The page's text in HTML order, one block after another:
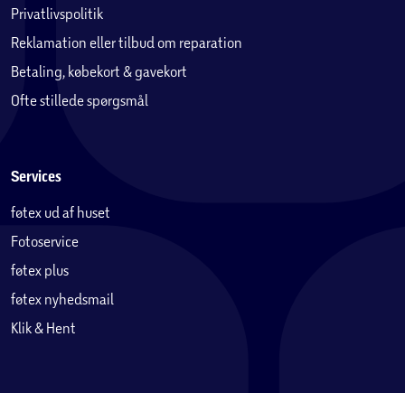
Privatlivspolitik
Reklamation eller tilbud om reparation
Betaling, købekort & gavekort
Ofte stillede spørgsmål
Services
føtex ud af huset
Fotoservice
føtex plus
føtex nyhedsmail
Klik & Hent